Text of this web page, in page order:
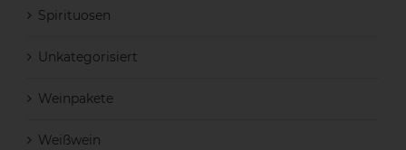
Spirituosen
Unkategorisiert
Weinpakete
Weißwein